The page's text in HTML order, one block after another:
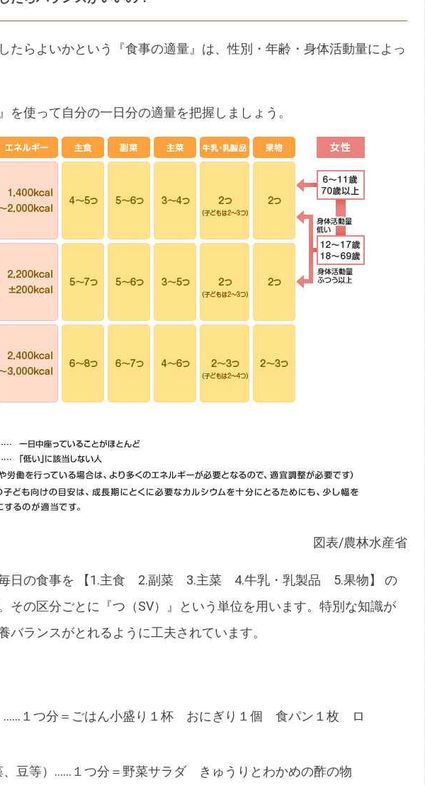
たらよいかという『食事の適量』は、性別・年齢・身体活動量によっ
を使って自分の一日分の適量を把握しましょう。
図表/農林水産省
毎日の食事を 【1.主食 2.副菜 3.主菜 4.牛乳・乳製品 5.果物】 の
その区分ごとに『つ（SV）』という単位を用います。特別な知識が
バランスがとれるように工夫されています。
……１つ分＝ごはん小盛り１杯 おにぎり１個 食パン１枚 ロ
、豆等）……１つ分＝野菜サラダ きゅうりとわかめの酢の物